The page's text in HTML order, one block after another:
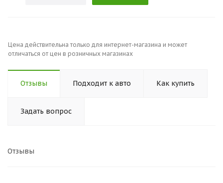
Цена действительна только для интернет-магазина и может
отличаться от цен в розничных магазинах
Отзывы Подходит к авто Как купить
Задать вопрос
Отзывы